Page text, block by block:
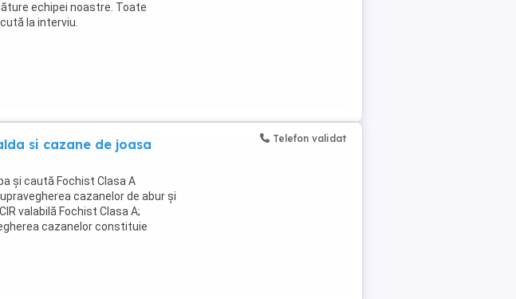
echipei noastre. Toate
la interviu.
si cazane de joasa
și caută Fochist Clasa A
cazanelor de abur și
valabilă Fochist Clasa A;
cazanelor constituie
Telefon validat